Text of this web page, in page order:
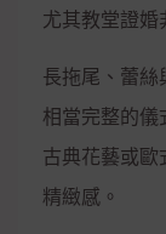
尤其教堂證婚
長拖尾、蕾絲
相當完整的儀
古典花藝或歐
精緻感。